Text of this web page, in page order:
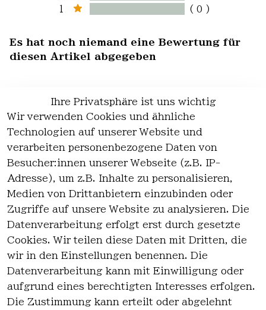
1
( 0 )
Es hat noch niemand eine Bewertung für
diesen Artikel abgegeben
EU-Verantwortliche Person - klicken Sie
für Details
Ihre Privatsphäre ist uns wichtig
Wir verwenden Cookies und ähnliche
Technologien auf unserer Website und
verarbeiten personenbezogene Daten von
Besucher:innen unserer Webseite (z.B. IP-
Adresse), um z.B. Inhalte zu personalisieren,
Medien von Drittanbietern einzubinden oder
Zugriffe auf unsere Website zu analysieren. Die
Datenverarbeitung erfolgt erst durch gesetzte
Cookies. Wir teilen diese Daten mit Dritten, die
wir in den Einstellungen benennen. Die
Datenverarbeitung kann mit Einwilligung oder
aufgrund eines berechtigten Interesses erfolgen.
Die Zustimmung kann erteilt oder abgelehnt
es
AGB
Kontakt
Kontakt
Registrieren